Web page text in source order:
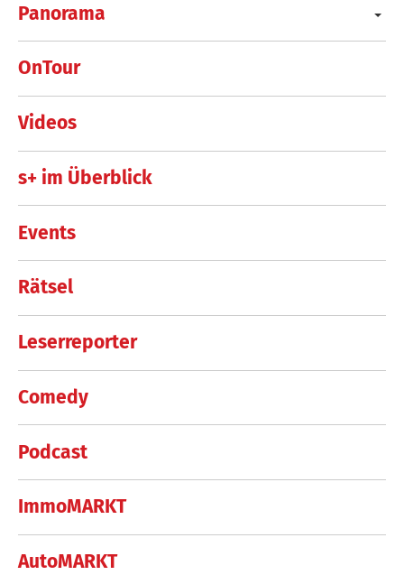
Panorama
OnTour
Videos
s+ im Überblick
Events
Rätsel
Leserreporter
Comedy
Podcast
ImmoMARKT
AutoMARKT